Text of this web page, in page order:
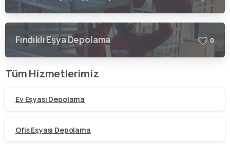
Fındıklı Eşya Depolama 0
Tüm Hizmetlerimiz
Ev Eşyası Depolama
Ofis Eşyası Depolama